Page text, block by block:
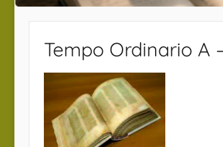
Tempo Ordinario A